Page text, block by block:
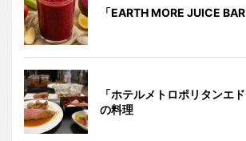
「EARTH MORE JUICE
「ホテルメトロポリタンエ
の料理